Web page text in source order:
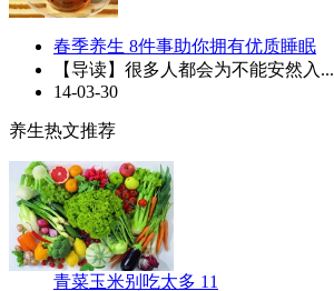
春季养生 8件事助你拥有优质睡眠
【导读】很多人都会为不能安然入...
14-03-30
养生热文推荐
青菜玉米别吃太多 11